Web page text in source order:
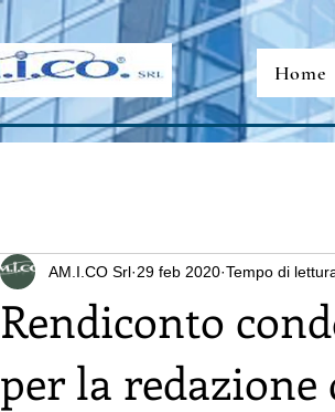
Home
Rendiconto
per la
AM.I.CO Srl 29 feb 2020 Tempo di